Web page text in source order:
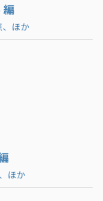
編
、ほか
ほか